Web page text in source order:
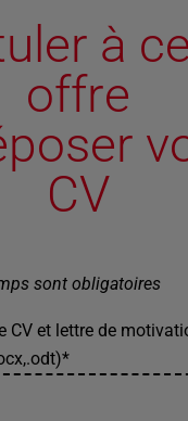
à
offre
CV
sont obligatoires
CV et lettre de
*